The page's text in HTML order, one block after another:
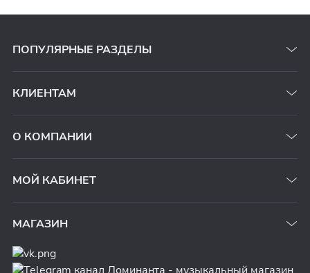
ПОПУЛЯРНЫЕ РАЗДЕЛЫ
КЛИЕНТАМ
О КОМПАНИИ
МОЙ КАБИНЕТ
МАГАЗИН